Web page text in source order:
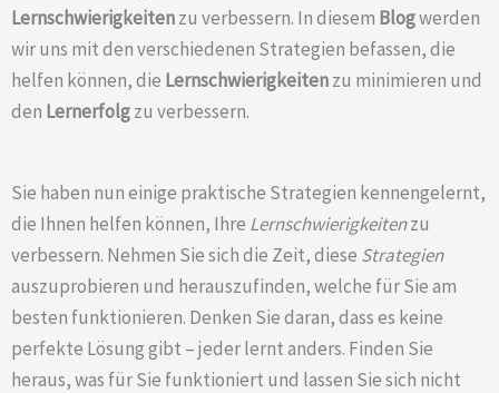
Lernschwierigkeitenzu verbessern. In diesem Blogwerden
wir uns mit den verschiedenen Strategien befassen, die
helfen können, die Lernschwierigkeitenzu minimieren und
den Lernerfolgzu verbessern.
Sie haben nun einige praktische Strategien kennengelernt,
die Ihnen helfen können, Ihre Lernschwierigkeitenzu
verbessern. Nehmen Sie sich die Zeit, diese Strategien
auszuprobieren und herauszufinden, welche für Sie am
besten funktionieren. Denken Sie daran, dass es keine
perfekte Lösung gibt – jeder lernt anders. Finden Sie
heraus, was für Sie funktioniert und lassen Sie sich nicht